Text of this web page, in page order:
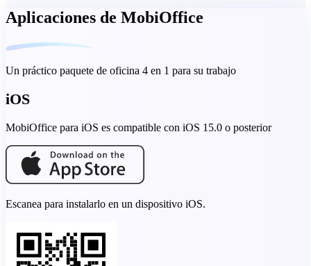
Aplicaciones de MobiOffice
Un práctico paquete de oficina 4 en 1 para su trabajo
iOS
MobiOffice para iOS es compatible con iOS 15.0 o posterior
Escanea para instalarlo en un dispositivo iOS.